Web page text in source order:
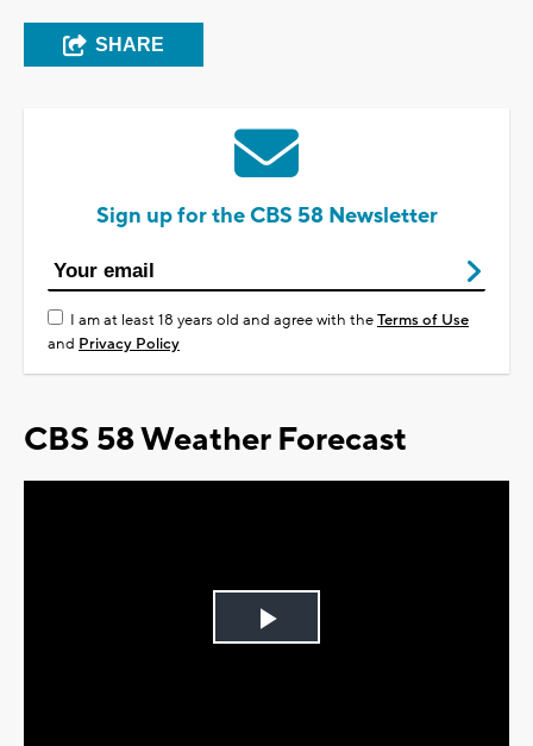
SHARE
Sign up for the CBS 58 Newsletter
I am at least 18 years old and agree with theTerms of Use
and Privacy Policy
CBS 58 Weather Forecast
Play